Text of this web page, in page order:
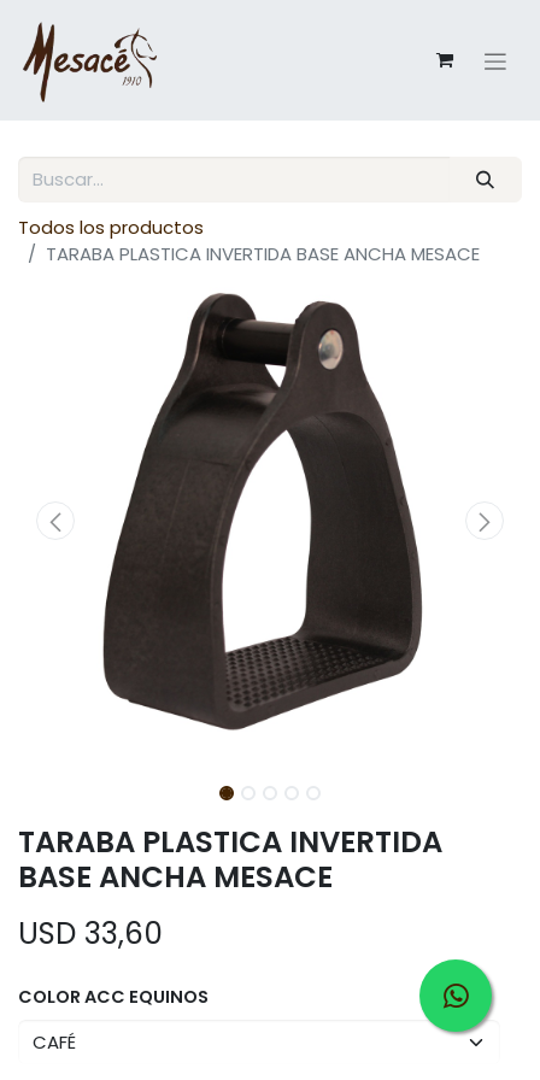
Todos los productos
TARABA PLASTICA INVERTIDA BASE ANCHA MESACE
TARABA PLASTICA INVERTIDA
BASE ANCHA MESACE
USD 33,60
COLOR ACC EQUINOS